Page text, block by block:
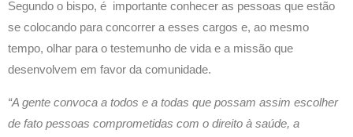
Segundo o bispo, é importante conhecer as pessoas que estão
se colocando para concorrer a esses cargos e, ao mesmo
tempo, olhar para o testemunho de vida e a missão que
desenvolvem em favor da comunidade.
“A gente convoca a todos e a todas que possam assim escolher
de fato pessoas comprometidas com o direito à saúde, a